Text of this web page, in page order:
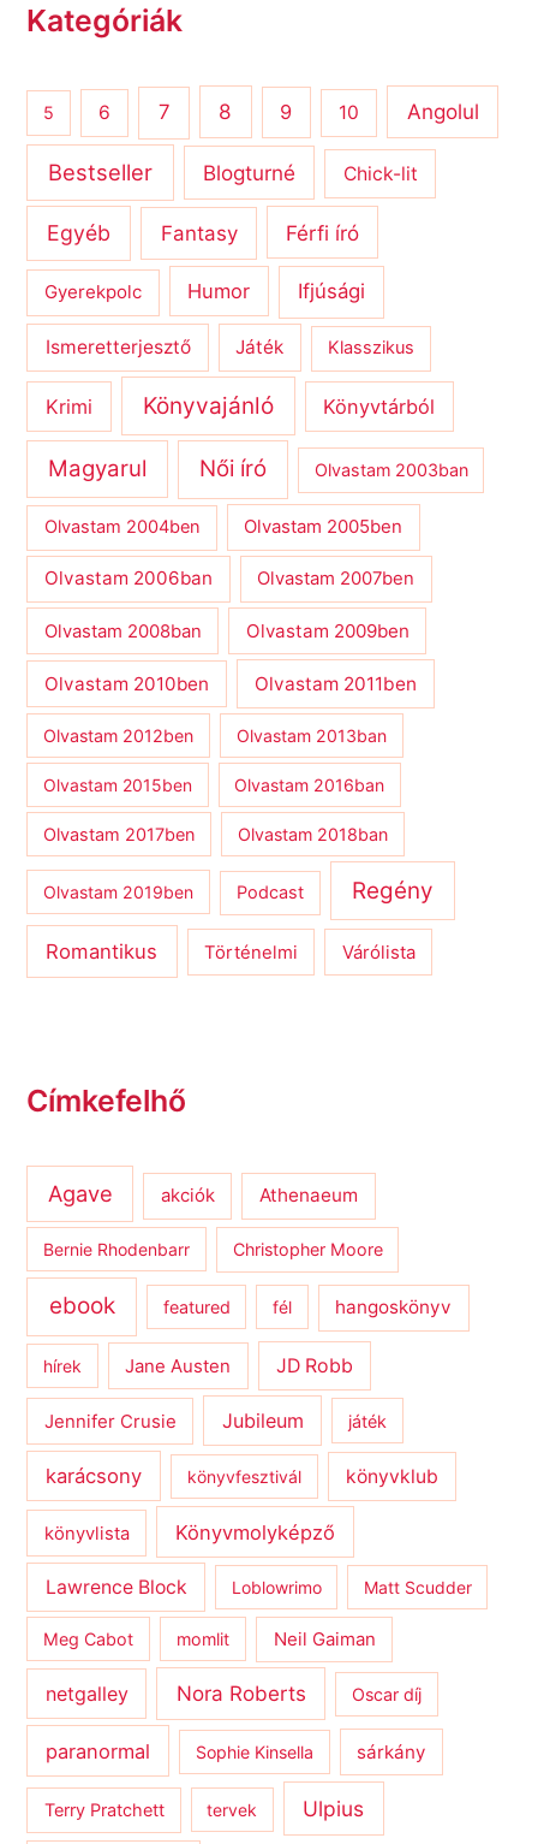
Kategóriák
5 6 7 8 9 10 Angolul
Bestseller Blogturné Chick-lit
Egyéb Fantasy Férfi író
Gyerekpolc Humor Ifjúsági
Ismeretterjesztő Játék Klasszikus
Krimi Könyvajánló Könyvtárból
Magyarul Női író Olvastam 2003ban
Olvastam 2004ben Olvastam 2005ben
Olvastam 2006ban Olvastam 2007ben
Olvastam 2008ban Olvastam 2009ben
Olvastam 2010ben Olvastam 2011ben
Olvastam 2012ben Olvastam 2013ban
Olvastam 2015ben Olvastam 2016ban
Olvastam 2017ben Olvastam 2018ban
Olvastam 2019ben Podcast Regény
Romantikus Történelmi Várólista
Címkefelhő
Agave akciók Athenaeum
Bernie Rhodenbarr Christopher Moore
ebook featured fél hangoskönyv
hírek Jane Austen JD Robb
Jennifer Crusie Jubileum játék
karácsony könyvfesztivál könyvklub
könyvlista Könyvmolyképző
Lawrence Block Loblowrimo Matt Scudder
Meg Cabot momlit Neil Gaiman
netgalley Nora Roberts Oscar díj
paranormal Sophie Kinsella sárkány
Terry Pratchett tervek Ulpius